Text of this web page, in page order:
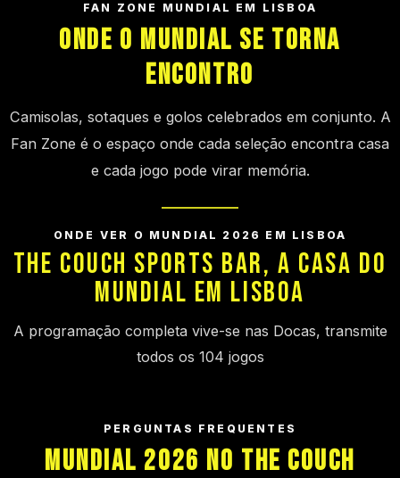
FAN ZONE MUNDIAL EM LISBOA
ONDE O MUNDIAL SE TORNA
ENCONTRO
Camisolas, sotaques e golos celebrados em conjunto. A
Fan Zone é o espaço onde cada seleção encontra casa
e cada jogo pode virar memória.
ONDE VER O MUNDIAL 2026 EM LISBOA
THE COUCH SPORTS BAR, A CASA DO
MUNDIAL EM LISBOA
A programação completa vive-se nas Docas, transmite
todos os 104 jogos
PERGUNTAS FREQUENTES
MUNDIAL 2026 NO THE COUCH